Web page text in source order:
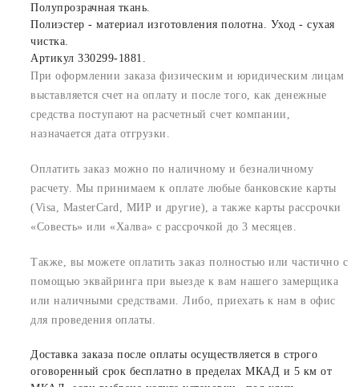
Полупрозрачная ткань.
Полиэстер - материал изготовления полотна. Уход - сухая
чистка.
Артикул 330299-1881.
При оформлении заказа физическим и юридическим лицам
выставляется счет на оплату и после того, как денежные
средства поступают на расчетный счет компании,
назначается дата отгрузки.
Оплатить заказ можно по наличному и безналичному
расчету. Мы принимаем к оплате любые банковские карты
(Visa, MasterCard, МИР и другие), а также карты рассрочки
«Совесть» или «Халва» с рассрочкой до 3 месяцев.
Также, вы можете оплатить заказ полностью или частично с
помощью эквайринга при выезде к вам нашего замерщика
или наличными средствами. Либо, приехать к нам в офис
для проведения оплаты.
Доставка заказа после оплаты осуществляется в строго
оговоренный срок бесплатно в пределах МКАД и 5 км от